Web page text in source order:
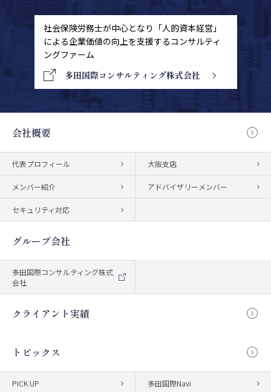
社会保険労務士が中心となり「人的資本経営」
による企業価値の向上を支援するコンサルティ
ングファーム
多田国際コンサルティング株式会社
会社概要
代表プロフィール 大阪支店
メンバー紹介 アドバイザリーメンバー
セキュリティ対応
グループ会社
多田国際コンサルティング株式
会社
クライアント実績
トピックス
PICK UP 多田国際Navi